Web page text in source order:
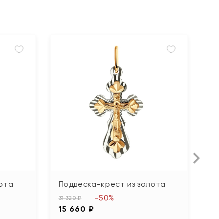
Подвеска-крест из золота
31 320 ₽
15 660 ₽
-50%